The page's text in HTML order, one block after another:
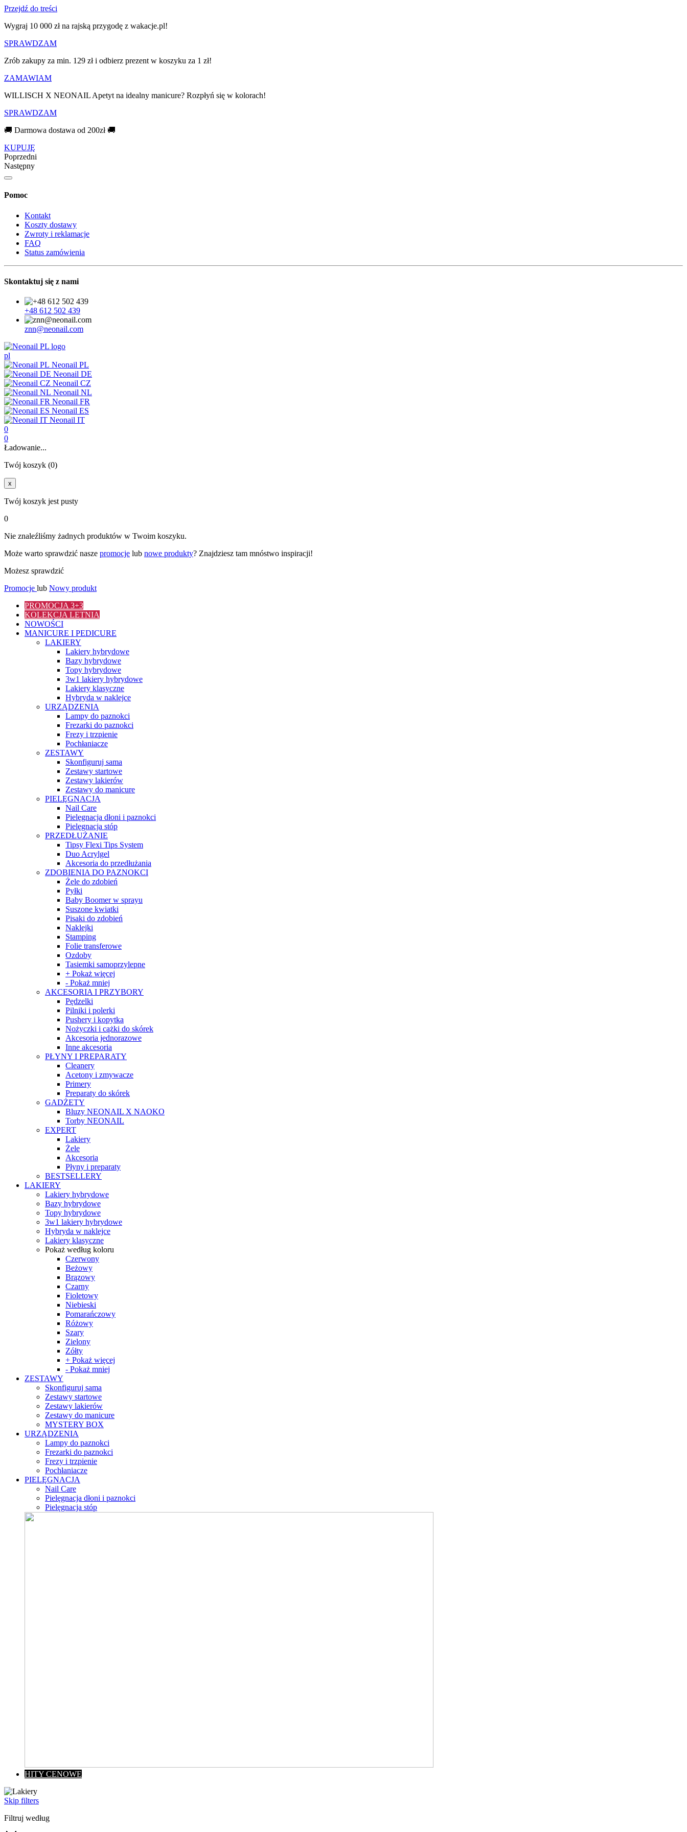
Przejdź do treści
Wygraj 10 000 zł na rajską przygodę z wakacje.pl!​
SPRAWDZAM
Zrób zakupy za min. 129 zł i odbierz prezent w koszyku za 1 zł!
ZAMAWIAM
WILLISCH X NEONAIL Apetyt na idealny manicure? Rozpłyń się w kolorach!
SPRAWDZAM
🚚 Darmowa dostawa od 200zł 🚚
KUPUJĘ
Poprzedni
Następny
Pomoc
Kontakt
Koszty dostawy
Zwroty i reklamacje
FAQ
Status zamówienia
Skontaktuj się z nami
+48 612 502 439
znn@neonail.com
pl
Neonail PL
Neonail DE
Neonail CZ
Neonail NL
Neonail FR
Neonail ES
Neonail IT
0
0
Ładowanie...
Twój koszyk (0)
x
Twój koszyk jest pusty
0
Nie znaleźliśmy żadnych produktów w Twoim koszyku.
Może warto sprawdzić nasze promocje lub nowe produkty? Znajdziesz tam mnóstwo inspiracji!
Możesz sprawdzić
Promocje lub Nowy produkt
PROMOCJA 3+3
KOLEKCJA LETNIA
NOWOŚCI
MANICURE I PEDICURE
LAKIERY
Lakiery hybrydowe
Bazy hybrydowe
Topy hybrydowe
3w1 lakiery hybrydowe
Lakiery klasyczne
Hybryda w naklejce
URZĄDZENIA
Lampy do paznokci
Frezarki do paznokci
Frezy i trzpienie
Pochłaniacze
ZESTAWY
Skonfiguruj sama
Zestawy startowe
Zestawy lakierów
Zestawy do manicure
PIELĘGNACJA
Nail Care
Pielęgnacja dłoni i paznokci
Pielęgnacja stóp
PRZEDŁUŻANIE
Tipsy Flexi Tips System
Duo Acrylgel
Akcesoria do przedłużania
ZDOBIENIA DO PAZNOKCI
Żele do zdobień
Pyłki
Baby Boomer w sprayu
Suszone kwiatki
Pisaki do zdobień
Naklejki
Stamping
Folie transferowe
Ozdoby
Tasiemki samoprzylepne
+ Pokaż więcej
- Pokaż mniej
AKCESORIA I PRZYBORY
Pędzelki
Pilniki i polerki
Pushery i kopytka
Nożyczki i cążki do skórek
Akcesoria jednorazowe
Inne akcesoria
PŁYNY I PREPARATY
Cleanery
Acetony i zmywacze
Primery
Preparaty do skórek
GADŻETY
Bluzy NEONAIL X NAOKO
Torby NEONAIL
EXPERT
Lakiery
Żele
Akcesoria
Płyny i preparaty
BESTSELLERY
LAKIERY
Lakiery hybrydowe
Bazy hybrydowe
Topy hybrydowe
3w1 lakiery hybrydowe
Hybryda w naklejce
Lakiery klasyczne
Pokaż według koloru
Czerwony
Beżowy
Brązowy
Czarny
Fioletowy
Niebieski
Pomarańczowy
Różowy
Szary
Zielony
Zółty
+ Pokaż więcej
- Pokaż mniej
ZESTAWY
Skonfiguruj sama
Zestawy startowe
Zestawy lakierów
Zestawy do manicure
MYSTERY BOX
URZĄDZENIA
Lampy do paznokci
Frezarki do paznokci
Frezy i trzpienie
Pochłaniacze
PIELĘGNACJA
Nail Care
Pielęgnacja dłoni i paznokci
Pielęgnacja stóp
HITY CENOWE
Skip filters
Filtruj według